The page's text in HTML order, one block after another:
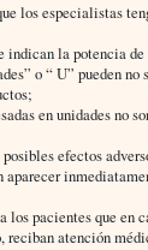
los especialistas
indican la potencia
o “ U” pueden no
en unidades no
efectos
aparecer
los pacientes que en
reciban atención